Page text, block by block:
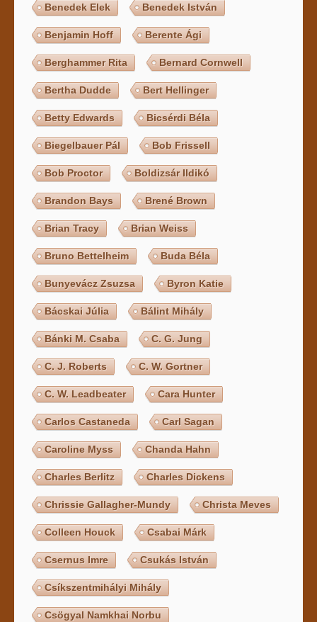
Benedek Elek Benedek István
Benjamin Hoff Berente Ági
Berghammer Rita Bernard Cornwell
Bertha Dudde Bert Hellinger
Betty Edwards Bicsérdi Béla
Biegelbauer Pál Bob Frissell
Bob Proctor Boldizsár Ildikó
Brandon Bays Brené Brown
Brian Tracy Brian Weiss
Bruno Bettelheim Buda Béla
Bunyevácz Zsuzsa Byron Katie
Bácskai Júlia Bálint Mihály
Bánki M. Csaba C. G. Jung
C. J. Roberts C. W. Gortner
C. W. Leadbeater Cara Hunter
Carlos Castaneda Carl Sagan
Caroline Myss Chanda Hahn
Charles Berlitz Charles Dickens
Chrissie Gallagher-Mundy Christa Meves
Colleen Houck Csabai Márk
Csernus Imre Csukás István
Csíkszentmihályi Mihály
Csögyal Namkhai Norbu